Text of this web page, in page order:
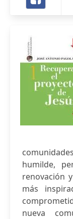
humilde,
renovación
más
nueva